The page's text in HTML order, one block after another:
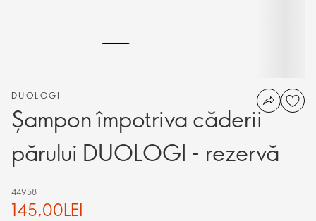
DUOLOGI
Șampon împotriva căderii
părului DUOLOGI - rezervă
44958
145,00LEI